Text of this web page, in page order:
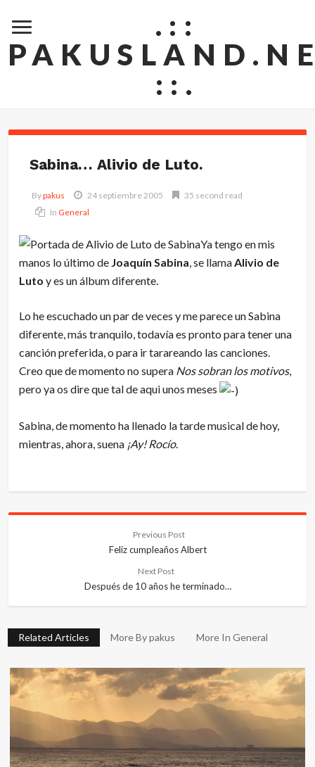
.::
::.
Sabina… Alivio de Luto.
Bypakus 24 septiembre 2005
35 second read
In General
Ya tengo en mis
manos lo último de Joaquín Sabina, se llamaAlivio de
Luto y es un álbum diferente.
Lo he escuchado un par de veces y me parece un Sabina
diferente, más tranquilo, todavía es pronto para tener una
canción preferida, o para ir tarareando las canciones.
Creo que de momento no supera Nos sobran los motivos,
pero ya os dire que tal de aqui unos meses
Sabina, de momento ha llenado la tarde musical de hoy,
mientras, ahora, suena ¡Ay! Rocío.
Previous Post
Feliz cumpleaños Albert
Next Post
Después de 10 años he terminado…
Related Articles More By pakus More In General